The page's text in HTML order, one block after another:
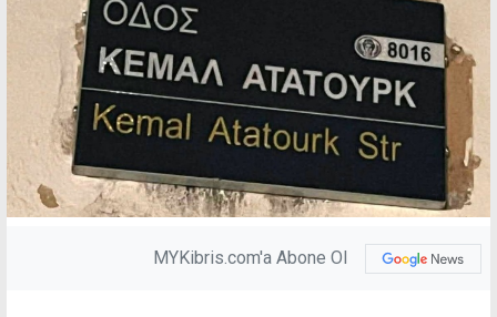
MYKibris.com'a Abone Ol